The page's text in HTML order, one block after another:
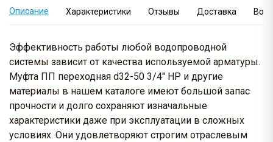
Описание Характеристики Отзывы Доставка
Эффективность работы любой водопроводной
системы зависит от качества используемой арматуры.
Муфта ПП переходная d32-50 3/4" НР и другие
материалы в нашем каталоге имеют большой запас
прочности и долго сохраняют изначальные
характеристики даже при эксплуатации в сложных
условиях. Они удовлетворяют строгим отраслевым